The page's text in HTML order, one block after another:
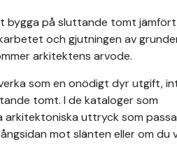
på sluttande tomt jämfört
och gjutningen av
arkitektens arvode.
som en onödigt dyr utgift,
tomt. I de kataloger som
uttryck som
mot slänten eller om du